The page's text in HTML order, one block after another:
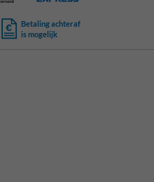
Betaling achteraf
is mogelijk